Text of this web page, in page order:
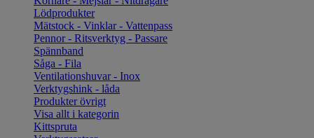
Lödprodukter
Mätstock - Vinklar - Vattenpass
Pennor - Ritsverktyg - Passare
Spännband
Såga - Fila
Ventilationshuvar - Inox
Verktygshink - låda
Produkter övrigt
Visa allt i kategorin
Kittspruta